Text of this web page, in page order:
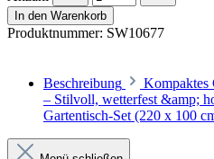
In den Warenkorb
Produktnummer: SW10677
Beschreibung
Kompaktes
– Stilvoll, wetterfest &amp;
Gartentisch-Set (220 x 100